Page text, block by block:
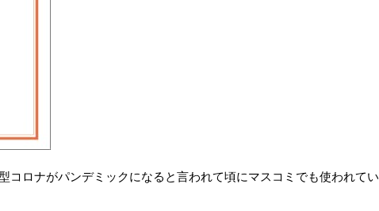
コロナがパンデミックになると言われて頃にマスコミでも使われてい